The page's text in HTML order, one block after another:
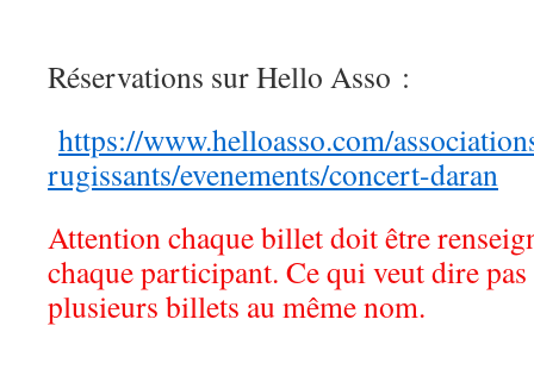
Réservations sur Hello Asso :
https://www.helloasso.com/
rugissants/evenements/concert-daran
Attention chaque billet doit être
chaque participant. Ce qui veut dire
plusieurs billets au même nom.